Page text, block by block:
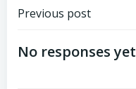
Post
navigation
Previous post
No responses yet